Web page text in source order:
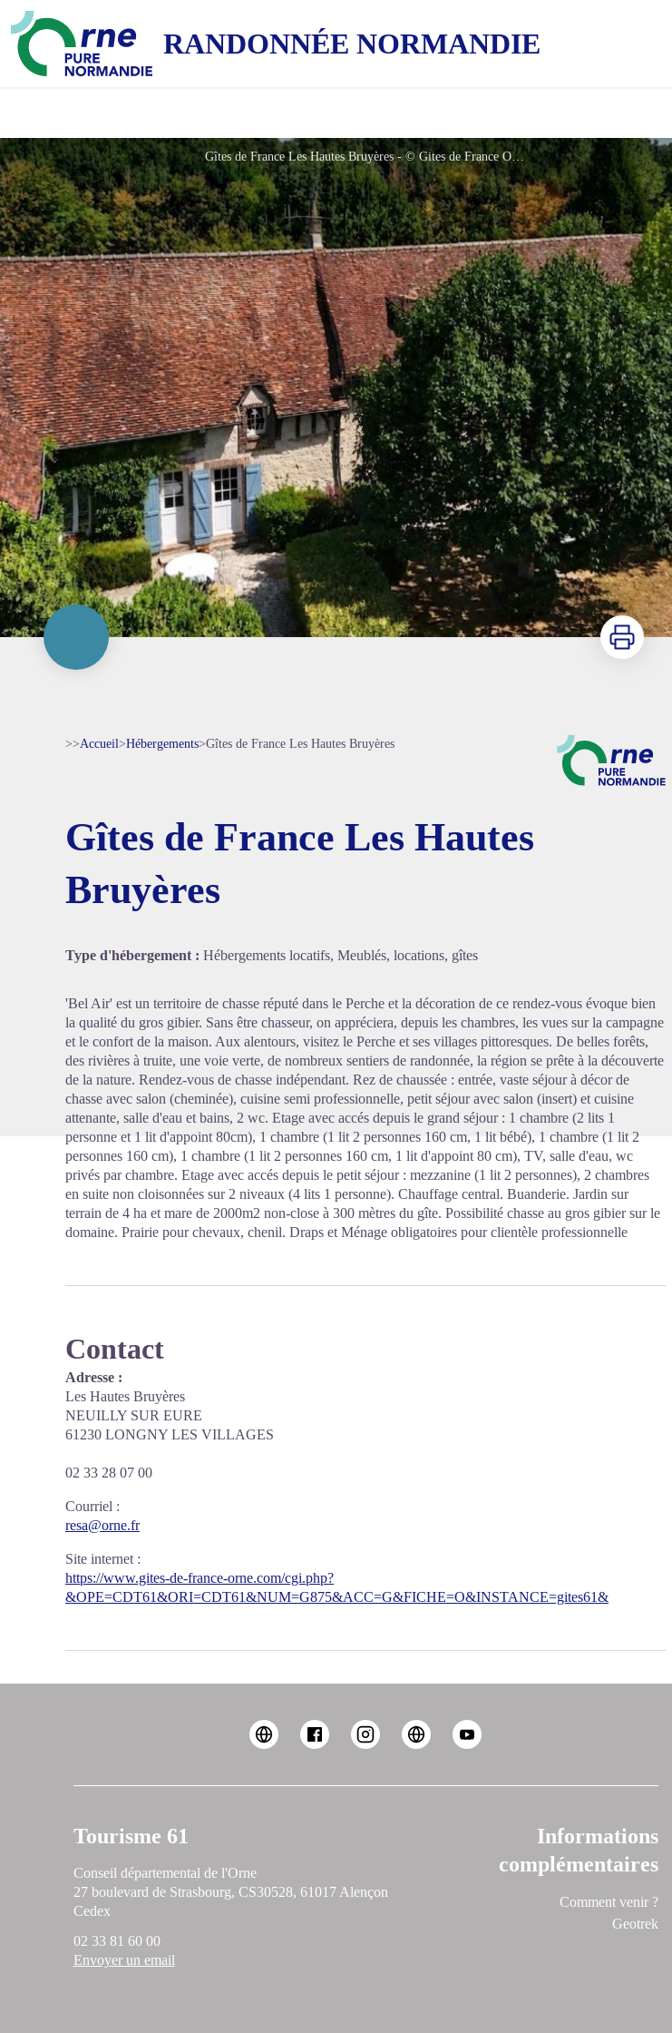
RANDONNÉE NORMANDIE
Gîtes de France Les Hautes Bruyères - © Gites de France Orne
Imprimer
>>Accueil>Hébergements>Gîtes de France Les Hautes Bruyères
Gîtes de France Les Hautes
Bruyères
Type d'hébergement : Hébergements locatifs, Meublés, locations, gîtes
'Bel Air' est un territoire de chasse réputé dans le Perche et la décoration de ce rendez-vous évoque bien
la qualité du gros gibier. Sans être chasseur, on appréciera, depuis les chambres, les vues sur la campagne
et le confort de la maison. Aux alentours, visitez le Perche et ses villages pittoresques. De belles forêts,
des rivières à truite, une voie verte, de nombreux sentiers de randonnée, la région se prête à la découverte
de la nature. Rendez-vous de chasse indépendant. Rez de chaussée : entrée, vaste séjour à décor de
chasse avec salon (cheminée), cuisine semi professionnelle, petit séjour avec salon (insert) et cuisine
attenante, salle d'eau et bains, 2 wc. Etage avec accés depuis le grand séjour : 1 chambre (2 lits 1
personne et 1 lit d'appoint 80cm), 1 chambre (1 lit 2 personnes 160 cm, 1 lit bébé), 1 chambre (1 lit 2
personnes 160 cm), 1 chambre (1 lit 2 personnes 160 cm, 1 lit d'appoint 80 cm), TV, salle d'eau, wc
privés par chambre. Etage avec accés depuis le petit séjour : mezzanine (1 lit 2 personnes), 2 chambres
en suite non cloisonnées sur 2 niveaux (4 lits 1 personne). Chauffage central. Buanderie. Jardin sur
terrain de 4 ha et mare de 2000m2 non-close à 300 mètres du gîte. Possibilité chasse au gros gibier sur le
domaine. Prairie pour chevaux, chenil. Draps et Ménage obligatoires pour clientèle professionnelle
Contact
Adresse :
Les Hautes Bruyères
NEUILLY SUR EURE
61230 LONGNY LES VILLAGES
02 33 28 07 00
Courriel :
resa@orne.fr
Site internet :
https://www.gites-de-france-orne.com/cgi.php?
&OPE=CDT61&ORI=CDT61&NUM=G875&ACC=G&FICHE=O&INSTANCE=gites61&
Tourisme 61
Conseil départemental de l'Orne
27 boulevard de Strasbourg, CS30528, 61017 Alençon
Cedex
02 33 81 60 00
Envoyer un email
Informations
complémentaires
Comment venir ?
Geotrek